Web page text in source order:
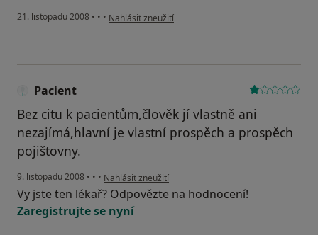
21. listopadu 2008 • • • podle názoru uživatele vděčný pacient
Nahlásit zneužití
Pacient
Bez citu k pacientům,člověk jí vlastně ani
nezajímá,hlavní je vlastní prospěch a prospěch
pojištovny.
9. listopadu 2008 • • • podle názoru uživatele Pacient
Nahlásit zneužití
Vy jste ten lékař? Odpovězte na hodnocení!
Zaregistrujte se nyní